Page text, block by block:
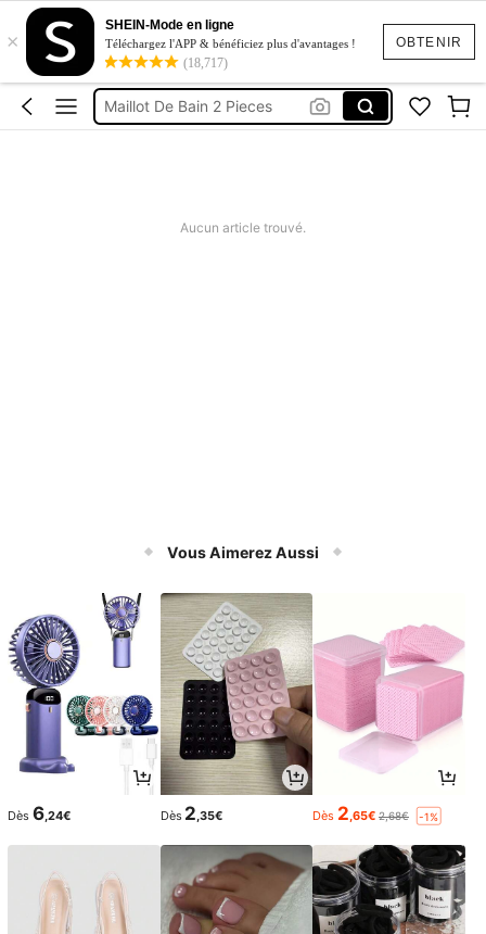
OBTENIR
×
SHEIN-Mode en ligne
Téléchargez l'APP & bénéficiez plus d'avantages !
(18,717)
Maillot De Bain Femme
Squishy
Maillot De Bain 2 Pieces
Robes Femme été
Aucun article trouvé.
Vous Aimerez Aussi
Dès 6,24€ Dès 2 ,35€ Dès 2 ,65€ 2,68€ -1%